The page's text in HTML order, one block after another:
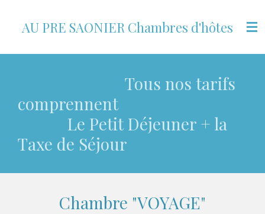
principal
AU PRE SAONIER Chambres d'hôtes
Tous nos tarifs
comprennent
Le Petit Déjeuner + la
Taxe de Séjour
Chambre "VOYAGE"